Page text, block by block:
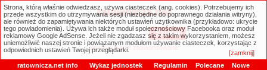
ratownicza.net
Wyszukiwanie zaawansowane
ratownicza.net info Wykaz jednostek Regulamin Polecane
Nowe
Strona, którą właśnie odwiedzasz, używa ciasteczek (ang. cookies). Potrzebujemy ich
przede wszystkim do utrzymywania sesji (niezbędne do poprawnego działania witryny),
ale również do zapamiętywania niektórych ustawień użytkownika (przykładowo: ukrycie
tego powiadomienia). Używa ich także moduł społecznościowy Facebooka oraz moduł
reklamowy Google AdSense. Jeżeli nie zgadzasz się z takim wykorzystaniem, możesz
uniemożliwić naszej stronie i powiązanym modułom używanie ciasteczek, korzystając z
odpowiednich ustawień Twojej przeglądarki.
[zamknij]